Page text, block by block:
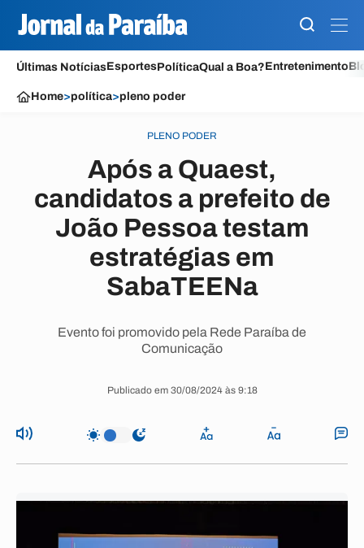
Últimas NotíciasEsportesPolíticaQual a Boa?Entretenimento
Home>política>pleno poder
PLENO PODER
Após a Quaest,
candidatos a prefeito de
João Pessoa testam
estratégias em
SabaTEENa
Evento foi promovido pela Rede Paraíba de
Comunicação
Publicado em 30/08/2024 às 9:18